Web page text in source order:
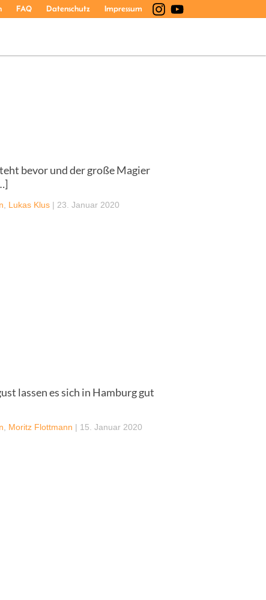
FAQ Datenschutz Impressum
bevor und der große Magier
Lukas Klus | 23. Januar 2020
lassen es sich in Hamburg gut
Moritz Flottmann | 15. Januar 2020